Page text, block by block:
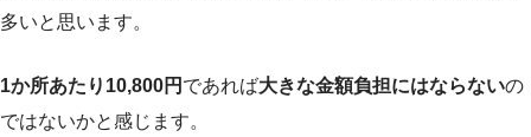
多いと思います。
1か所あたり10,800円 であれば大きな金額負担にはならないの
ではないかと感じます。